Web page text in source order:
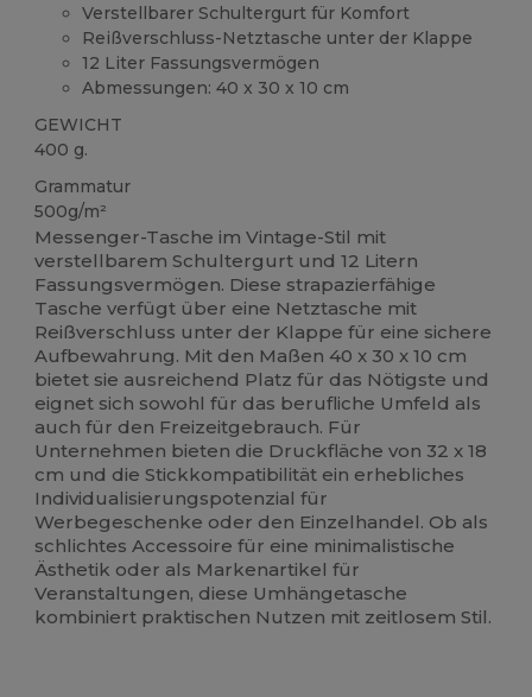
Verstellbarer Schultergurt für Komfort
Reißverschluss-Netztasche unter der Klappe
12 Liter Fassungsvermögen
Abmessungen: 40 x 30 x 10 cm
GEWICHT
400 g.
Grammatur
500g/m²
Messenger-Tasche im Vintage-Stil mit
verstellbarem Schultergurt und 12 Litern
Fassungsvermögen. Diese strapazierfähige
Tasche verfügt über eine Netztasche mit
Reißverschluss unter der Klappe für eine sichere
Aufbewahrung. Mit den Maßen 40 x 30 x 10 cm
bietet sie ausreichend Platz für das Nötigste und
eignet sich sowohl für das berufliche Umfeld als
auch für den Freizeitgebrauch. Für
Unternehmen bieten die Druckfläche von 32 x 18
cm und die Stickkompatibilität ein erhebliches
Individualisierungspotenzial für
Werbegeschenke oder den Einzelhandel. Ob als
schlichtes Accessoire für eine minimalistische
Ästhetik oder als Markenartikel für
Veranstaltungen, diese Umhängetasche
kombiniert praktischen Nutzen mit zeitlosem Stil.